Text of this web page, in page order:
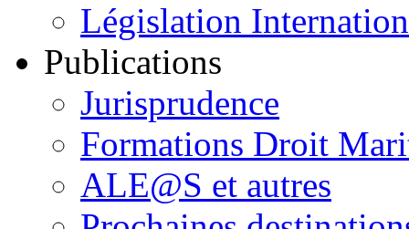
Législation
Publications
Jurisprudence
Formations Droit
ALE@S et autres